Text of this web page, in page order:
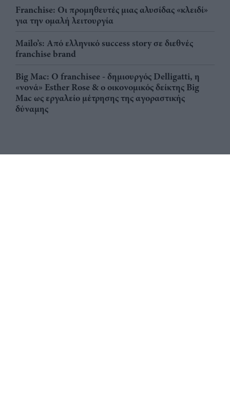
Franchise: Οι προμηθευτές μιας αλυσίδας «κλειδί»
για την ομαλή λειτουργία
Mailo’s: Από ελληνικό success story σε διεθνές
franchise brand
Big Mac: Ο franchisee - δημιουργός Delligatti, η
«νονά» Esther Rose & ο οικονομικός δείκτης Big
Mac ως εργαλείο μέτρησης της αγοραστικής
δύναμης